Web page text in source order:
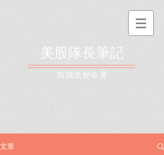
美股隊長筆記
​知識改變命運
文章